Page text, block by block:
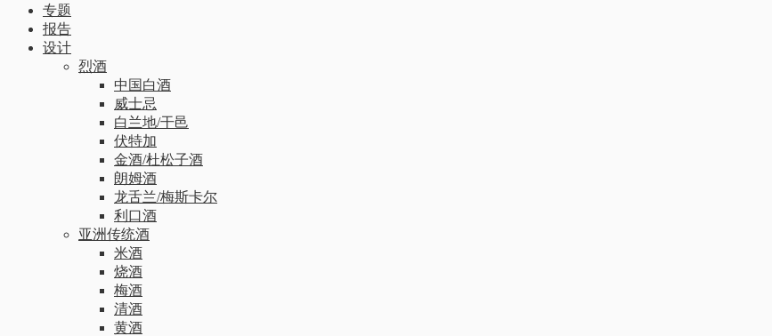
专题
报告
设计
烈酒
中国白酒
威士忌
白兰地/干邑
伏特加
金酒/杜松子酒
朗姆酒
龙舌兰/梅斯卡尔
利口酒
亚洲传统酒
米酒
烧酒
梅酒
清酒
黄酒